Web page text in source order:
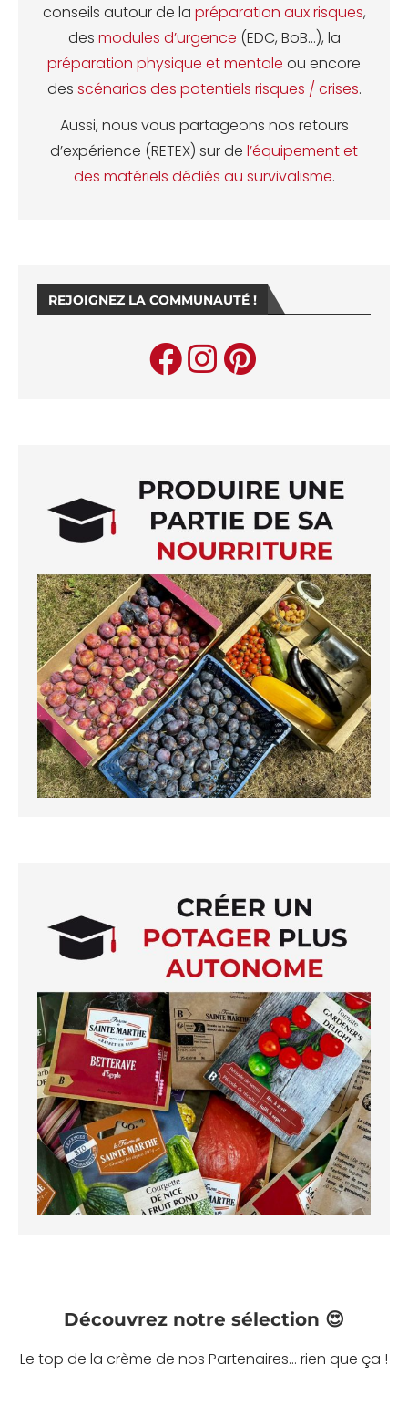
conseils autour de la préparation aux risques,
des modules d’urgence (EDC, BoB…), la
préparation physique et mentale ou encore
des scénarios des potentiels risques / crises.
Aussi, nous vous partageons nos retours
d’expérience (RETEX) sur de l’équipement et
des matériels dédiés au survivalisme.
REJOIGNEZ LA COMMUNAUTÉ !
Découvrez notre sélection 😍
Le top de la crème de nos Partenaires... rien que ça !